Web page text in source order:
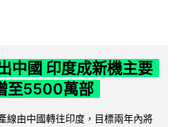
中國 印度成新機主要
至5500萬部
由中國轉往印度，目標兩年內將